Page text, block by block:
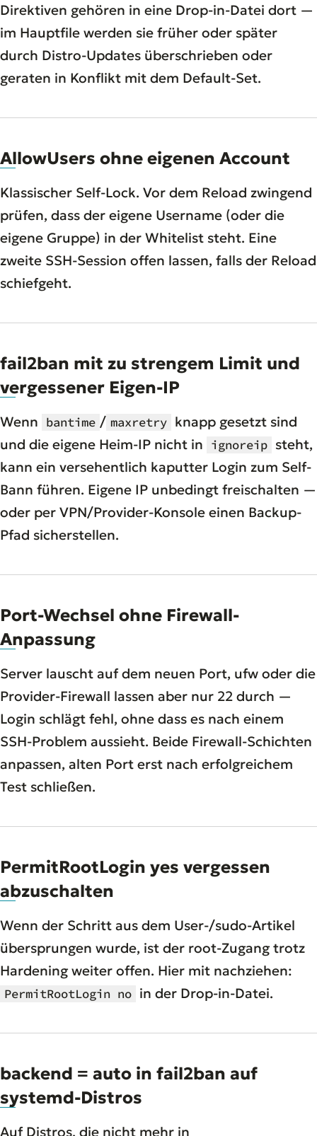
Direktiven gehören in eine Drop-in-Datei dort —
im Hauptfile werden sie früher oder später
durch Distro-Updates überschrieben oder
geraten in Konflikt mit dem Default-Set.
AllowUsers ohne eigenen Account
Klassischer Self-Lock. Vor dem Reload zwingend
prüfen, dass der eigene Username (oder die
eigene Gruppe) in der Whitelist steht. Eine
zweite SSH-Session offen lassen, falls der Reload
schiefgeht.
fail2ban mit zu strengem Limit und
vergessener Eigen-IP
Wenn bantime / maxretry knapp gesetzt sind
und die eigene Heim-IP nicht in ignoreip steht,
kann ein versehentlich kaputter Login zum Self-
Bann führen. Eigene IP unbedingt freischalten —
oder per VPN/Provider-Konsole einen Backup-
Pfad sicherstellen.
Port-Wechsel ohne Firewall-
Anpassung
Server lauscht auf dem neuen Port, ufw oder die
Provider-Firewall lassen aber nur 22 durch —
Login schlägt fehl, ohne dass es nach einem
SSH-Problem aussieht. Beide Firewall-Schichten
anpassen, alten Port erst nach erfolgreichem
Test schließen.
PermitRootLogin yes vergessen
abzuschalten
Wenn der Schritt aus dem User-/sudo-Artikel
übersprungen wurde, ist der root-Zugang trotz
Hardening weiter offen. Hier mit nachziehen:
PermitRootLogin no in der Drop-in-Datei.
backend = auto in fail2ban auf
systemd-Distros
Auf Distros, die nicht mehr in